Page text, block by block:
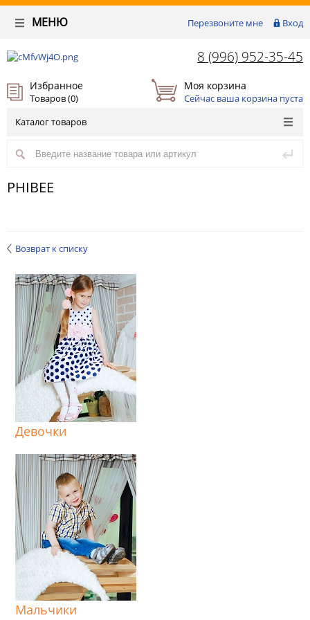
Перезвоните мне Вход
МЕНЮ
8 (996) 952-35-45
Избранное
Товаров (0)
Моя корзина
Сейчас ваша корзина пуста
Каталог товаров
PHIBEE
Возврат к списку
Девочки
Мальчики